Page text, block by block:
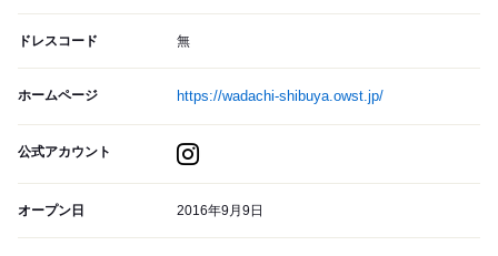
ドレスコード 無
ホームページ https://wadachi-shibuya.owst.jp/
公式アカウント
オープン日 2016年9月9日